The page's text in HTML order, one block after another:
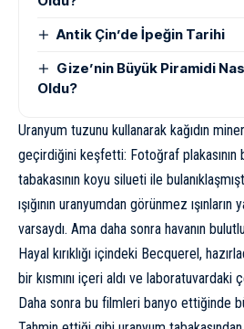
Antik Çin’de İpeğin Tarihi
Gize’nin Büyük Piramidi
Oldu?
Uranyum tuzunu kullanarak kağıdın
geçirdiğini keşfetti: Fotoğraf plakasının
tabakasının koyu silueti ile
ışığının uranyumdan görünmez ışınların
varsaydı. Ama daha sonra havanın
Hayal kırıklığı içindeki Becquerel,
bir kısmını içeri aldı ve laboratuvardaki
Daha sonra bu filmleri banyo ettiğinde